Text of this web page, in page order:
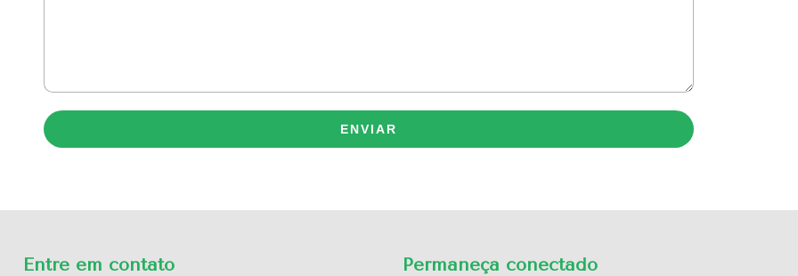
ENVIAR
Entre em contato Permaneça conectado